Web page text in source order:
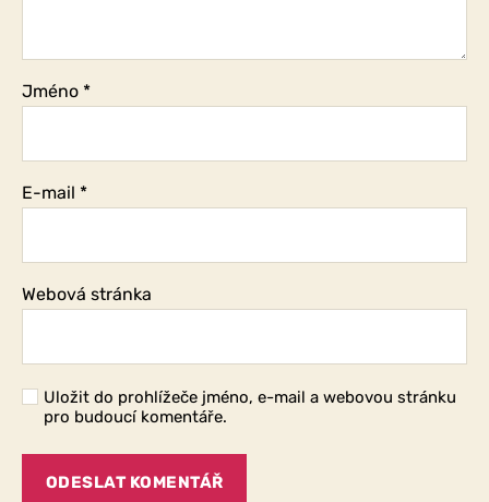
Jméno *
E-mail *
Webová stránka
Uložit do prohlížeče jméno, e-mail a webovou stránku
pro budoucí komentáře.